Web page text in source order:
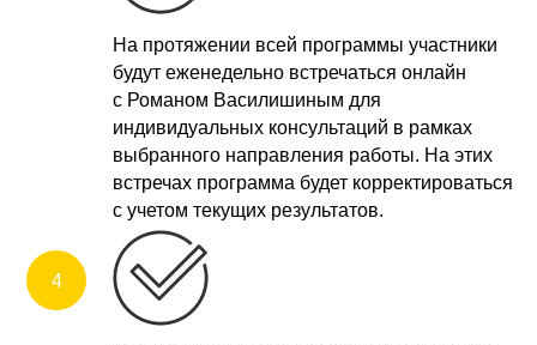
На протяжении всей программы участники
будут еженедельно встречаться онлайн
с Романом Василишиным для
индивидуальных консультаций в рамках
выбранного направления работы. На этих
встречах программа будет корректироваться
с учетом текущих результатов.